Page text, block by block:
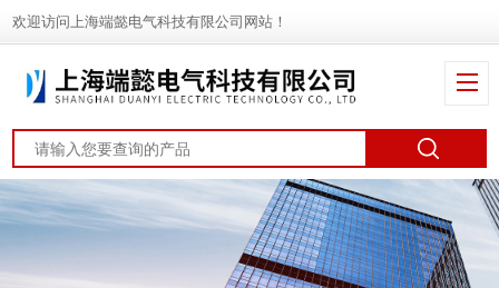
欢迎访问上海端懿电气科技有限公司网站！